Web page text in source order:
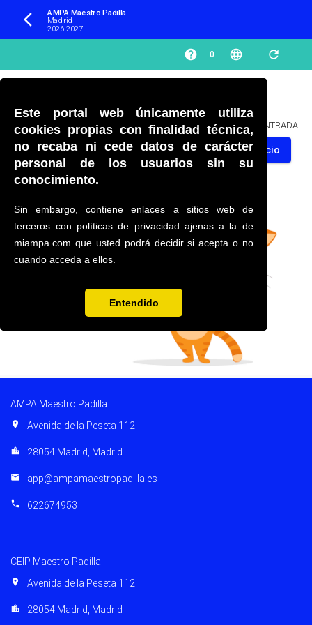
Este portal web únicamente utiliza
cookies propias con finalidad técnica,
no recaba ni cede datos de carácter
personal de los usuarios sin su
conocimiento.
Sin embargo, contiene enlaces a sitios web de
terceros con políticas de privacidad ajenas a la de
miampa.com que usted podrá decidir si acepta o no
cuando acceda a ellos.
Entendido
arrow_back_ios Madrid
2026-2027
help 0 language refresh
PÁGINA NO ENCONTRADA
Volver al inicio
AMPA Maestro Padilla
location_on Avenida de la Peseta 112
location_city 28054 Madrid, Madrid
email app@ampamaestropadilla.es
phone 622674953
CEIP Maestro Padilla
location_on Avenida de la Peseta 112
location_city 28054 Madrid, Madrid